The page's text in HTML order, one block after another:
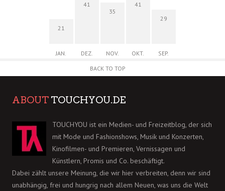
21
JAN.
41
DEZ.
35
NOV.
41
OKT.
29
SEP.
BACK TO TOP
ABOUT TOUCHYOU.DE
TOUCHYOU ist ein Medien- und Freizeitblog, der sich
mit Mode und Fashionshows, Musik und Konzerten,
Kinofilmen- und Premieren, Vernissagen und
Künstlern, Promis und Co. beschäftigt.
Dabei zählt unsere Meinung, die wir hier verbreiten, denn wir sind
unabhängig, frei und hungrig nach allem Neuen, was uns die Welt